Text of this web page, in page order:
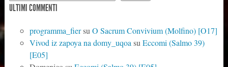
ULTIMI COMMENTI
programma_fiersu O Sacrum Convivium (Molfino) [O17]
Vivod iz zapoya na domy_uqoa su Eccomi (Salmo 39)
[E05]